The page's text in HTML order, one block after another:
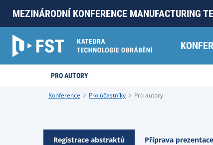
MEZINÁRODNÍ KONFERENCE MANUFACTURING
PRO AUTORY
Konference Pro účastníky Pro autory
Registrace abstraktů Příprava prezentace